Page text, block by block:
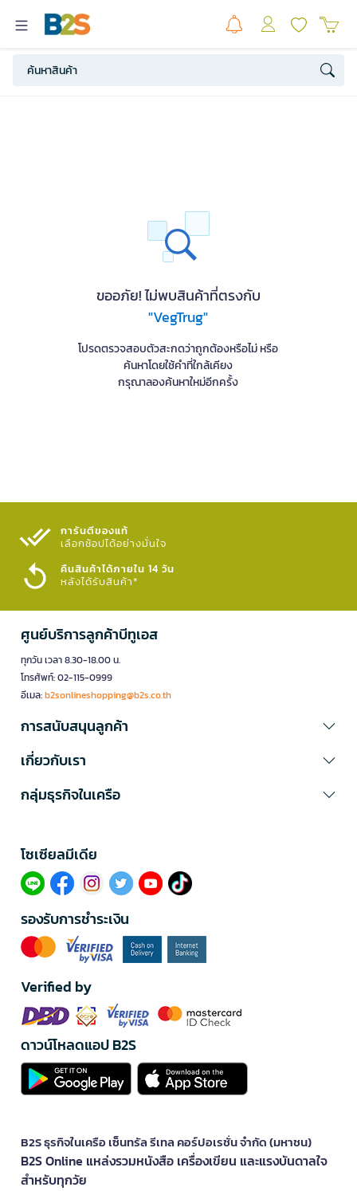
ขออภัย! ไม่พบสินค้าที่ตรงกับ
"VegTrug"
โปรดตรวจสอบตัวสะกดว่าถูกต้องหรือไม่ หรือ
ค้นหาโดยใช้คำที่ใกล้เคียง
กรุณาลองค้นหาใหม่อีกครั้ง
การันตีของแท้
เลือกช้อปได้อย่างมั่นใจ​
คืนสินค้าได้ภายใน 14 วัน
หลังได้รับสินค้า*
ศูนย์บริการลูกค้าบีทูเอส
ทุกวัน เวลา 8.30-18.00 น.
โทรศัพท์: 02-115-0999
อีเมล:b2sonlineshopping@b2s.co.th
การสนับสนุนลูกค้า
เกี่ยวกับเรา
กลุ่มธุรกิจในเครือ
โซเซียลมีเดีย​
รองรับการชำระเงิน
Verified by
ดาวน์โหลดแอป B2S
B2S ธุรกิจในเครือ เซ็นทรัล รีเทล คอร์ปอเรชั่น จำกัด (มหาชน)
B2S Online แหล่งรวมหนังสือ เครื่องเขียน และแรงบันดาลใจ
สำหรับทุกวัย